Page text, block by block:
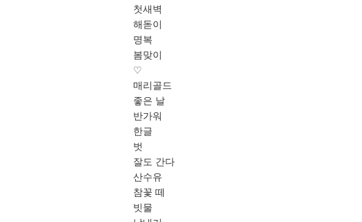
첫새벽
해돋이
명복
봄맞이
♡
매리골드
좋은 날
반가워
한글
벗
잘도 간다
산수유
참꽃 떼
빗물